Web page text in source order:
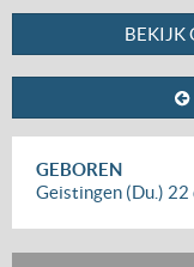
BEKIJK
GEBOREN
Geistingen (Du.) 22